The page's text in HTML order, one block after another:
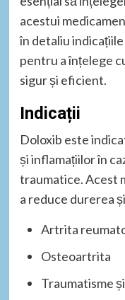
acestui
în detaliu
pentru a înțelege
sigur și eficient.
Indicații
Doloxib este
și inflamațiilor în
traumatice. Acest
a reduce durerea
Artrita
Osteoartrita
Traumatisme